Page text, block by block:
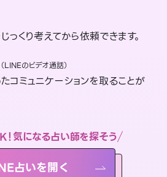
っくり考えてから依頼できます。
（LINEのビデオ通話）
コミュニケーションを取ることが
気になる占い師を探そう
占いを開く